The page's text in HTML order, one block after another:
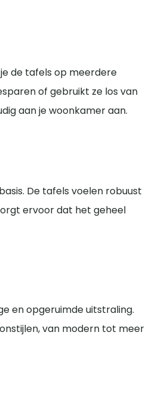
de tafels op meerdere
of gebruikt ze los van
aan je woonkamer aan.
De tafels voelen robuust
ervoor dat het geheel
en opgeruimde uitstraling.
van modern tot meer